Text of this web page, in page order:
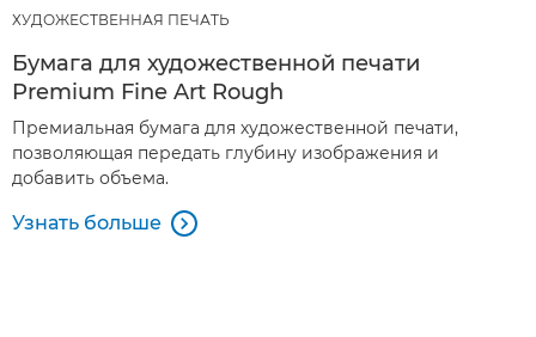
ХУДОЖЕСТВЕННАЯ ПЕЧАТЬ
Бумага для художественной печати
Premium Fine Art Rough
Премиальная бумага для художественной печати,
позволяющая передать глубину изображения и
добавить объема.
Узнать больше 